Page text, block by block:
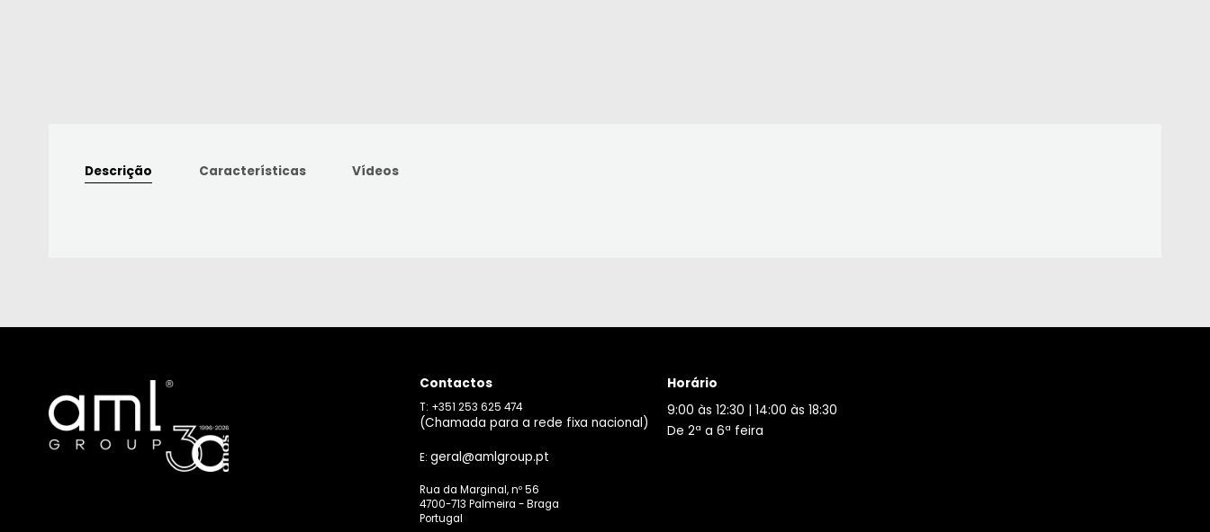
Descrição Características Vídeos
Contactos
T: +351 253 625 474
(Chamada para a rede fixa nacional)
E:geral@amlgroup.pt
Rua da Marginal, nº 56
4700-713 Palmeira - Braga
Portugal
Horário
9:00 às 12:30 | 14:00 às 18:30
De 2ª a 6ª feira